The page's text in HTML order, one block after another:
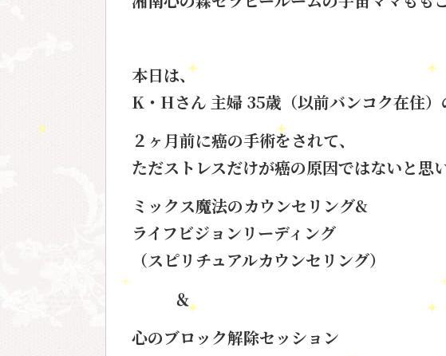
本日は、
K・Hさん 主婦 35歳（以前バンコク在住）
２ヶ月前に癌の手術をされて、
ただストレスだけが癌の原因ではないと思
ミックス魔法のカウンセリング&
ライフビジョンリーディング
（スピリチュアルカウンセリング）
＆
心のブロック解除セッション